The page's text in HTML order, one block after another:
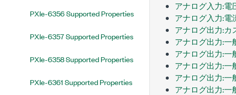
PXIe-6356 Supported Properties
PXIe-6357 Supported Properties
PXIe-6358 Supported Properties
PXIe-6361 Supported Properties
アナログ入力:電
アナログ入力:電
アナログ出力:カ
アナログ出力:一
アナログ出力:一
アナログ出力:一
アナログ出力:一
アナログ出力:一